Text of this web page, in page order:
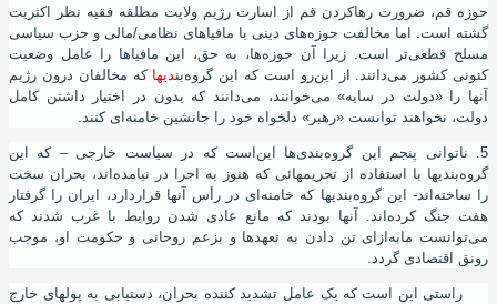
حوزه قم، ضرورت رهاکردن قم از اسارت رﮊیم ولایت مطلقه فقیه نظر اکثریت
گشته
است. اما مخالفت حوزههای دینی با مافیاهای نظامی/مالی و حزب سیاسی
مسلح قطعیتر است. زیرا آن حوزهها، به حق، این مافیاها را عامل وضعیت
کنونی کشور میدانند. از اینرو است که این گروهبندیها که مخالفان درون رﮊیم
آنها را «دولت در سایه» میخوانند، میدانند که بدون در اختیار داشتن کامل
دولت، نخواهند توانست «رهبر» دلخواه خود را جانشین خامنه ای کنند.
5. ناتوانی پنجم این گروه بندیها این است که در سیاست خارجی – که این
گروهبندیها با استفاده از تحریمهائی که هنوز به اجرا در نیامده اند، بحران سخت
را ساخته اند- این گروهبندیها که خامنه ای در رأس آنها قراردارد، ایران را گرفتار
هفت جنگ کرده اند. آنها بودند که مانع عادی شدن روابط با غرب شدند که
میتوانست مابه ازای تن دادن به تعهدها و بزعم روحانی و حکومت او، موجب
رونق اقتصادی گردد.
راستی این
است که یک عامل تشدید کننده بحران، دستیابی به پولهای خارج